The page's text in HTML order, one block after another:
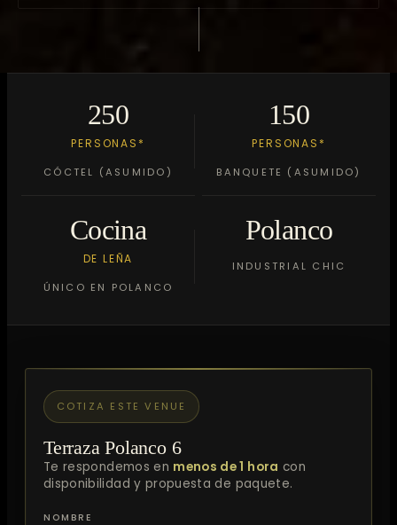
250
PERSONAS*
CÓCTEL (ASUMIDO)
150
PERSONAS*
BANQUETE (ASUMIDO)
Cocina
DE LEÑA
ÚNICO EN POLANCO
Polanco
INDUSTRIAL CHIC
COTIZA ESTE VENUE
Terraza Polanco 6
Te respondemos en menos de 1 hora con
disponibilidad y propuesta de paquete.
NOMBRE